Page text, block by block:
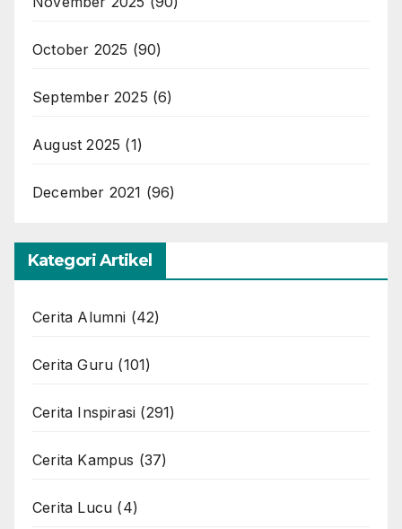
October 2025 (90)
September 2025 (6)
August 2025 (1)
December 2021 (96)
Kategori Artikel
Cerita Alumni (42)
Cerita Guru (101)
Cerita Inspirasi (291)
Cerita Kampus (37)
Cerita Lucu (4)